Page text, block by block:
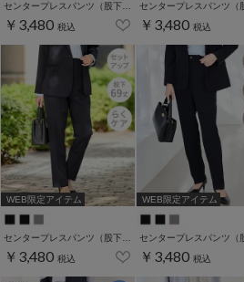
センタープレスパンツ（股下６０ｃｍ）
￥3,480 税込 ￥3,480 税込
WEB限定アイテム
￥3,480 税込
WEB限定アイテム
￥3,480 税込